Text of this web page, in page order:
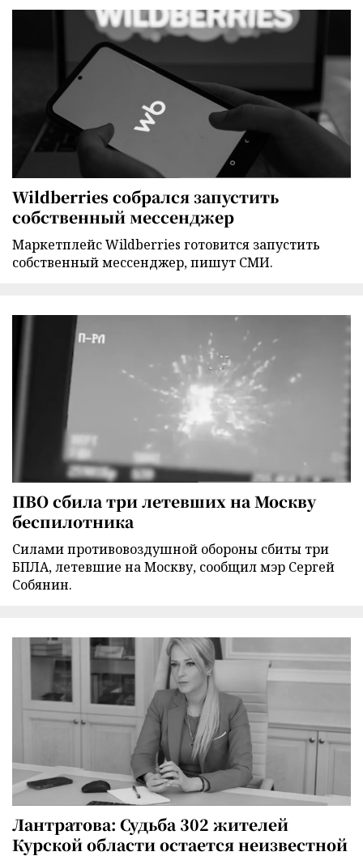
Wildberries собрался запустить
собственный мессенджер
Маркетплейс Wildberries готовится запустить
собственный мессенджер, пишут СМИ.
ПВО сбила три летевших на Москву
беспилотника
Силами противовоздушной обороны сбиты три
БПЛА, летевшие на Москву, сообщил мэр Сергей
Собянин.
Лантратова: Судьба 302 жителей
Курской области остается неизвестной